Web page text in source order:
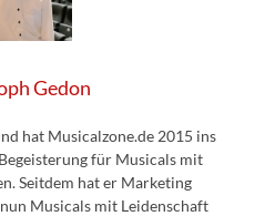
Gedon
hat Musicalzone.de 2015 ins
für Musicals mit
Seitdem hat er Marketing
Musicals mit Leidenschaft